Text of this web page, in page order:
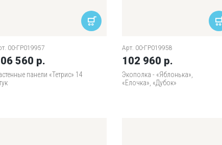
00-ГР019957
560 р.
панели «Тетрис» 14
Арт. 00-ГР019958
102 960 р.
Экополка - «Яблонька»,
«Елочка», «Дубок»